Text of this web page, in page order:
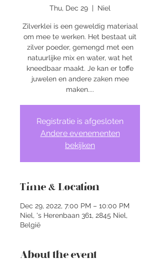
Thu, Dec 29
  |
Niel
Zilverklei is een geweldig materiaal
om mee te werken. Het bestaat uit
zilver poeder, gemengd met een
natuurlijke mix en water, wat het
kneedbaar maakt. Je kan er toffe
juwelen en andere zaken mee
maken....
Registratie is afgesloten
Andere evenementen
bekijken
Time & Location
Dec 29, 2022, 7:00 PM – 10:00 PM
Niel, 's Herenbaan 361, 2845 Niel,
België
About the event